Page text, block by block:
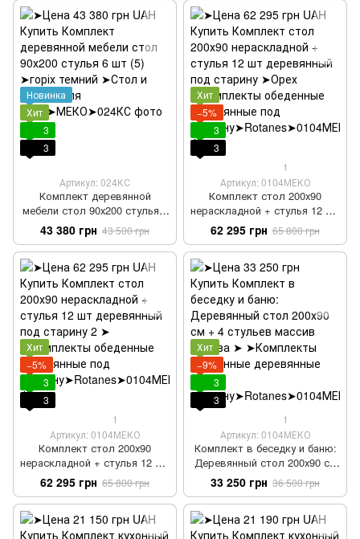
Новинка
Хит
3
3
Артикул: 024КС
Комплект деревянной
мебели стол 90х200 стулья 6
шт (5)
43 380 грн 43 500 грн
Хит
−5%
3
3
1
Артикул: 0104МЕКО
Комплект стол 200х90
нераскладной + стулья 12 шт
деревянный под старину
62 295 грн 65 800 грн
Хит
−5%
3
3
1
Артикул: 0104МЕКО
Комплект стол 200х90
нераскладной + стулья 12 шт
деревянный под старину 2
62 295 грн 65 800 грн
Хит
−9%
3
3
1
Артикул: 0104МЕКО
Комплект в беседку и баню:
Деревянный стол 200х90 см
+ 4 стульев массив дерева
33 250 грн 36 500 грн